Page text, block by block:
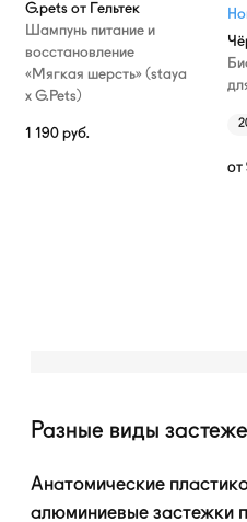
G.pets от Гельтек
Шампунь питание и
восстановление
«Мягкая шерсть» (staya
х G.Pets)
1 190 руб.
от
Разные виды
Анатомические
алюминиевые застежки